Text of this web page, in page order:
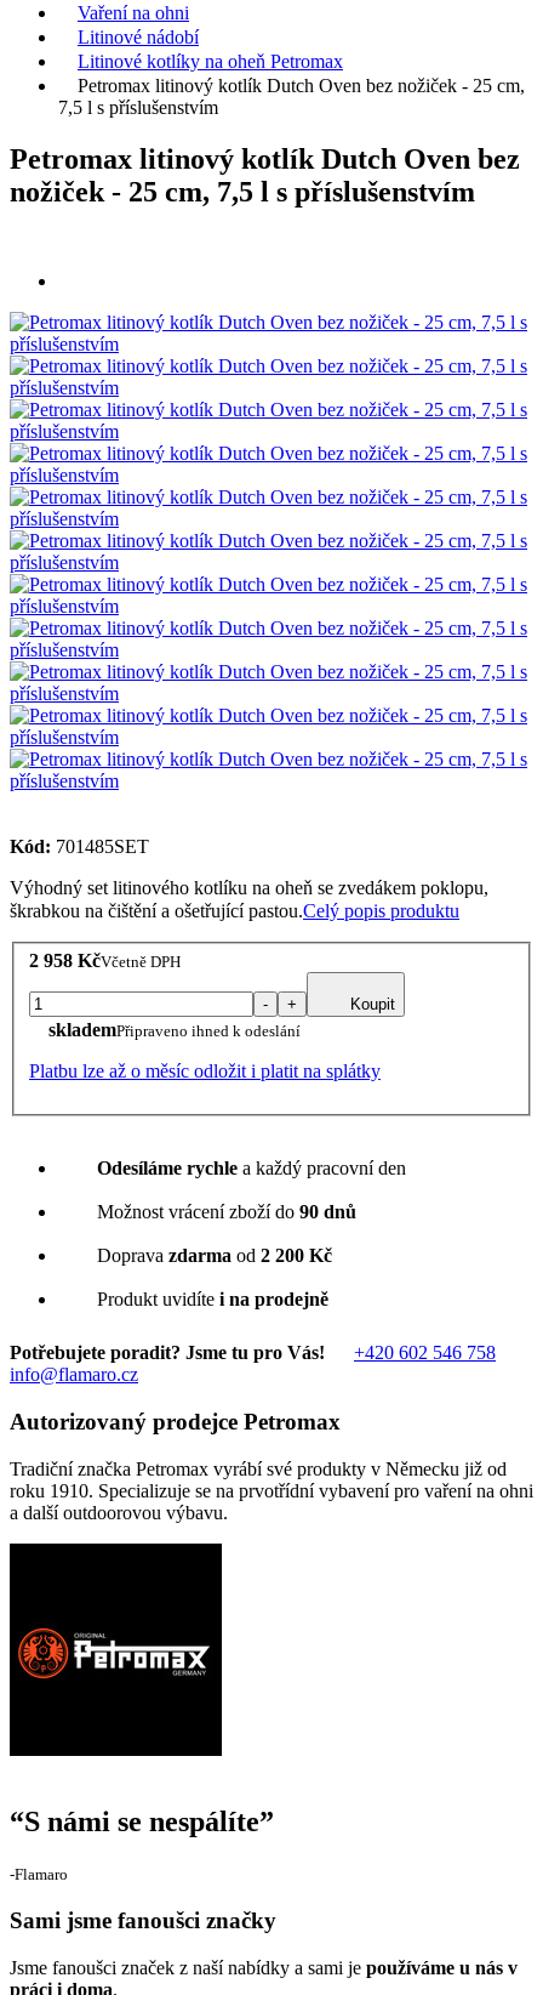
Vaření na ohni
Litinové nádobí
Litinové kotlíky na oheň Petromax
Petromax litinový kotlík Dutch Oven bez nožiček - 25 cm,
7,5 l s příslušenstvím
Petromax litinový kotlík Dutch Oven bez
nožiček - 25 cm, 7,5 l s příslušenstvím
Kód: 701485SET
Výhodný set litinového kotlíku na oheň se zvedákem poklopu,
škrabkou na čištění a ošetřující pastou.Celý popis produktu
2 958 KčVčetně DPH
- + Koupit
sklademPřipraveno ihned k odeslání
Platbu lze až o měsíc odložit i platit na splátky
Odesíláme rychle a každý pracovní den
Možnost vrácení zboží do 90 dnů
Doprava zdarma od 2 200 Kč
Produkt uvidíte i na prodejně
Potřebujete poradit? Jsme tu pro Vás!
+420 602 546 758
info@flamaro.cz
Autorizovaný prodejce Petromax
Tradiční značka Petromax vyrábí své produkty v Německu již od
roku 1910. Specializuje se na prvotřídní vybavení pro vaření na ohni
a další outdoorovou výbavu.
“S námi se nespálíte”
‐Flamaro
Sami jsme fanoušci značky
Jsme fanoušci značek z naší nabídky a sami je používáme u nás v
práci i doma.